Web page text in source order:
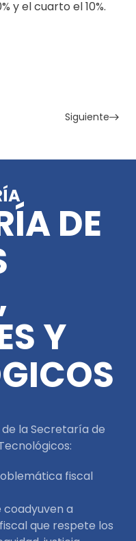
y el cuarto el10%.
Siguiente
DE
Y
la Secretaría de
fiscal
a
que respete los